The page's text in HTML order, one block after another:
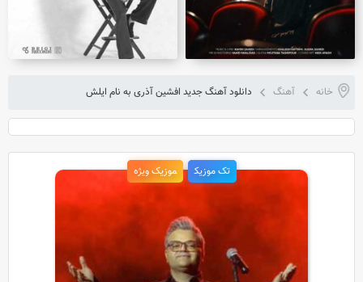
خانه آهنگ دانلود آهنگ جدید افشین آذری به نام ایلش
تک موزیک موزیک ویژه